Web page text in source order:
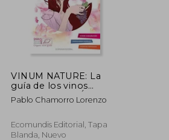
VINUM NATURE: La
guía de los vinos
ecológicos (GUÍAS
VINUM NATURE)
Pablo Chamorro Lorenzo
Ecomundis Editorial, Tapa
Blanda, Nuevo